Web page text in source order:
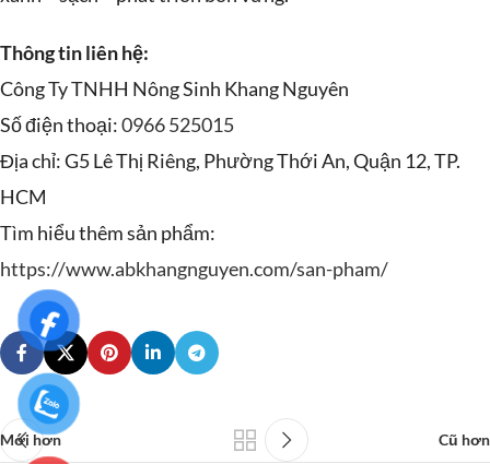
Thông tin liên hệ:
Công Ty TNHH Nông Sinh Khang Nguyên
Số điện thoại:0966 525015
Địa chỉ: G5 Lê Thị Riêng, Phường Thới An, Quận 12, TP.
HCM
Tìm hiểu thêm sản phẩm:
https://www.abkhangnguyen.com/san-pham/
Mới hơn Cũ hơn